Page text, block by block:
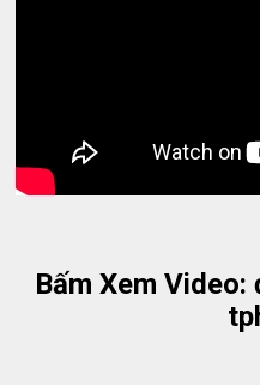
Bấm Xem